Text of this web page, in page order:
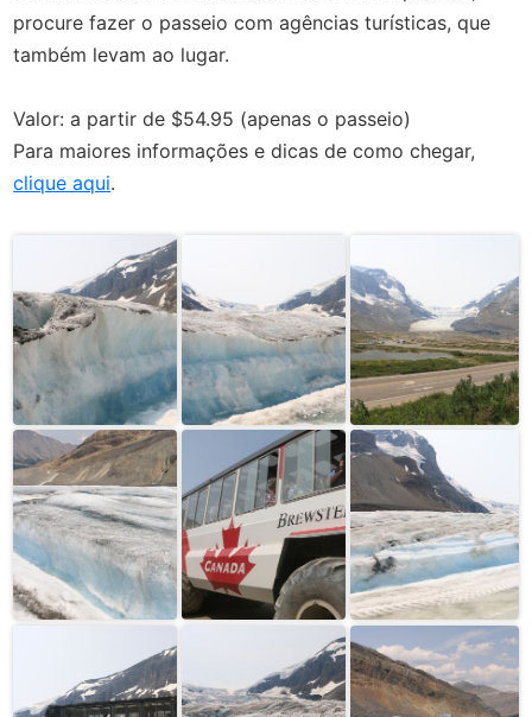
procure fazer o passeio com agências turísticas, que
também levam ao lugar.
Valor: a partir de $54.95 (apenas o passeio)
Para maiores informações e dicas de como chegar,
clique aqui.